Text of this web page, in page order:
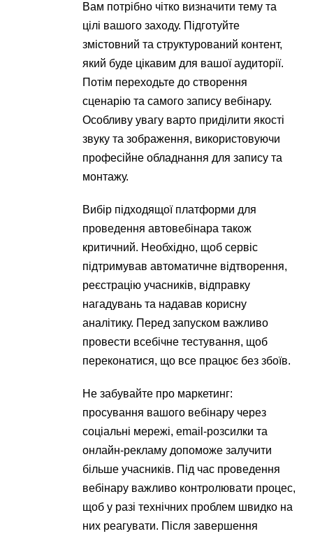
Вам потрібно чітко визначити тему та
цілі вашого заходу. Підготуйте
змістовний та структурований контент,
який буде цікавим для вашої аудиторії.
Потім переходьте до створення
сценарію та самого запису вебінару.
Особливу увагу варто приділити якості
звуку та зображення, використовуючи
професійне обладнання для запису та
монтажу.
Вибір підходящої платформи для
проведення автовебінара також
критичний. Необхідно, щоб сервіс
підтримував автоматичне відтворення,
реєстрацію учасників, відправку
нагадувань та надавав корисну
аналітику. Перед запуском важливо
провести всебічне тестування, щоб
переконатися, що все працює без збоїв.
Не забувайте про маркетинг:
просування вашого вебінару через
соціальні мережі, email-розсилки та
онлайн-рекламу допоможе залучити
більше учасників. Під час проведення
вебінару важливо контролювати процес,
щоб у разі технічних проблем швидко на
них реагувати. Після завершення